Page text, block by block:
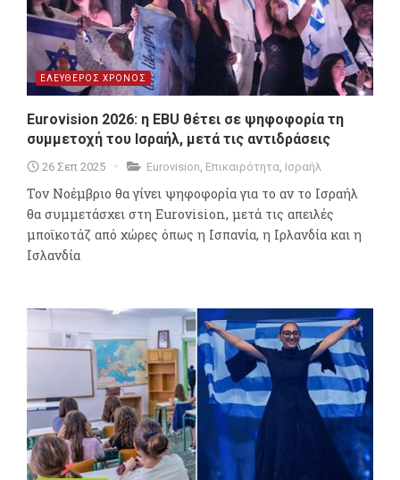
ΕΛΕΥΘΕΡΟΣ ΧΡΟΝΟΣ
Eurovision 2026: η EBU θέτει σε ψηφοφορία τη
συμμετοχή του Ισραήλ, μετά τις αντιδράσεις
26 Σεπ 2025 Eurovision, Επικαιρότητα, Ισραήλ
Τον Νοέμβριο θα γίνει ψηφοφορία για το αν το Ισραήλ
θα συμμετάσχει στη Eurovision, μετά τις απειλές
μποϊκοτάζ από χώρες όπως η Ισπανία, η Ιρλανδία και η
Ισλανδία